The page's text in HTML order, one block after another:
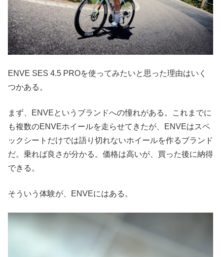
ENVE SES 4.5 PROを使ってみたいと思った理由はいく
つかある。
まず、ENVEというブランドへの憧れがある。これまでに
も複数のENVEホイールを走らせてきたが、ENVEはスペ
ックシートだけでは語り切れないホイールを作るブランド
だ。乗れば良さが分かる。価格は高いが、買った後に納得
できる。
そういう体験が、ENVEにはある。